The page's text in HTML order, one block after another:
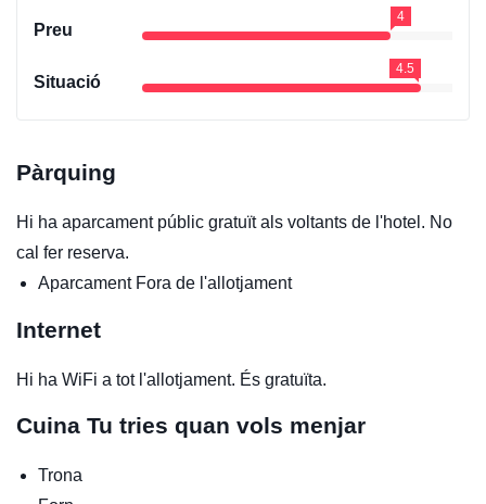
Preu
4
Situació
4.5
Pàrquing
Hi ha aparcament públic gratuït als voltants de l'hotel. No
cal fer reserva.
Aparcament Fora de l'allotjament
Internet
Hi ha WiFi a tot l'allotjament. És gratuïta.
Cuina Tu tries quan vols menjar
Trona